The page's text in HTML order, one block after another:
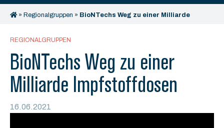
» Regionalgruppen » BioNTechs Weg zu einer Milliarde
REGIONALGRUPPEN
BioNTechs Weg zu einer
Milliarde Impfstoffdosen
16.06.2021